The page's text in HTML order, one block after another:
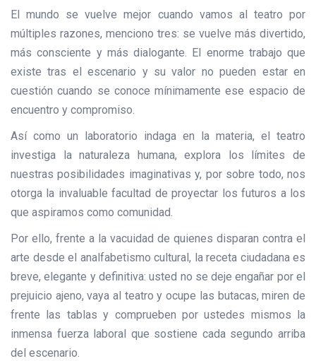
El mundo se vuelve mejor cuando vamos al teatro por
múltiples razones, menciono tres: se vuelve más divertido,
más consciente y más dialogante. El enorme trabajo que
existe tras el escenario y su valor no pueden estar en
cuestión cuando se conoce mínimamente ese espacio de
encuentro y compromiso.
Así como un laboratorio indaga en la materia, el teatro
investiga la naturaleza humana, explora los límites de
nuestras posibilidades imaginativas y, por sobre todo, nos
otorga la invaluable facultad de proyectar los futuros a los
que aspiramos como comunidad.
Por ello, frente a la vacuidad de quienes disparan contra el
arte desde el analfabetismo cultural, la receta ciudadana es
breve, elegante y definitiva: usted no se deje engañar por el
prejuicio ajeno, vaya al teatro y ocupe las butacas, miren de
frente las tablas y comprueben por ustedes mismos la
inmensa fuerza laboral que sostiene cada segundo arriba
del escenario.